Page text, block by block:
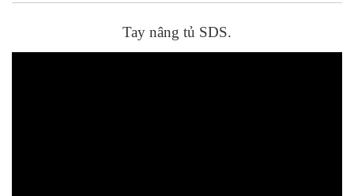
Tay nâng tủ SDS.